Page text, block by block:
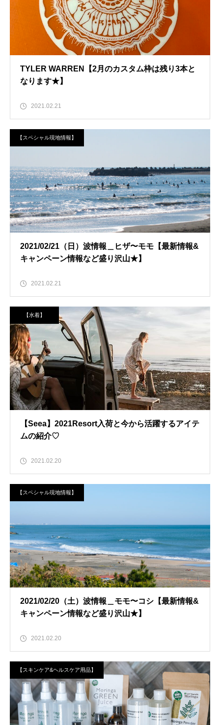
TYLER WARREN【2月のカスタム枠は残り3本と
なります★】
2021.02.21
【スペシャル現地情報】
2021/02/21（日）波情報＿ヒザ〜モモ【最新情報&
キャンペーン情報など盛り沢山★】
2021.02.21
【水着】
【Seea】2021Resort入荷と今から活躍するアイテ
ムの紹介♡
2021.02.20
【スペシャル現地情報】
2021/02/20（土）波情報＿モモ〜コシ【最新情報&
キャンペーン情報など盛り沢山★】
2021.02.20
【スキンケア&ヘルスケア用品】